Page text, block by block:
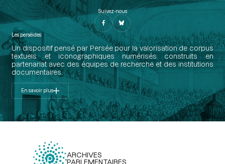
Suivez-nous
Les perséides
Un dispositif pensé par Persée pour la valorisation de corpus
textuels et iconographiques numérisés construits en
partenariat avec des équipes de recherche et des institutions
documentaires.
En savoir plus
ARCHIVES
PARLEMENTAIRES